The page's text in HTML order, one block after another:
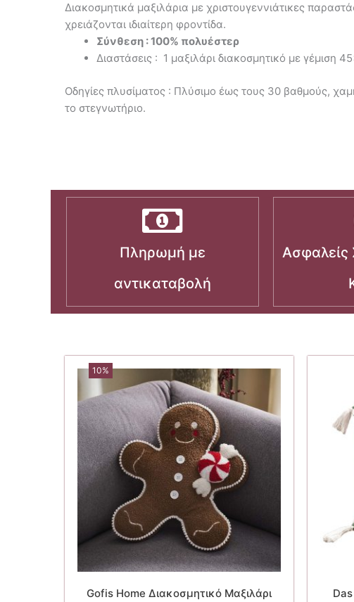
Διακοσμητικά μαξιλάρια με χριστουγεννιάτικες
χρειάζονται ιδιαίτερη φροντίδα.
Σύνθεση : 100% πολυέστερ
Διαστάσεις : 1 μαξιλάρι διακοσμητικό με γέμιση
Οδηγίες πλυσίματος : Πλύσιμο έως τους 30 βαθμούς,
το στεγνωτήριο.
Πληρωμή με
αντικαταβολή
Ασφαλείς
10%
Gofis Home Διακοσμητικό Μαξιλάρι